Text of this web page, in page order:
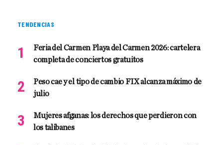
TENDENCIAS
Feria del Carmen Playa del Carmen 2026: cartelera
completa de conciertos gratuitos
Peso cae y el tipo de cambio FIX alcanza máximo de
julio
Mujeres afganas: los derechos que perdieron con
los talibanes